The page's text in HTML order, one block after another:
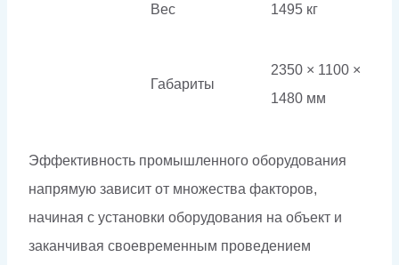
Вес 1495 кг
Габариты
2350 × 1100 ×
1480 мм
Эффективность промышленного оборудования
напрямую зависит от множества факторов,
начиная с установки оборудования на объект и
заканчивая своевременным проведением